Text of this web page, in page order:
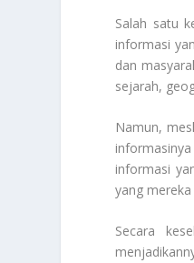
Salah satu
informasi
dan
sejarah,
Namun,
informasi
yang
Secara